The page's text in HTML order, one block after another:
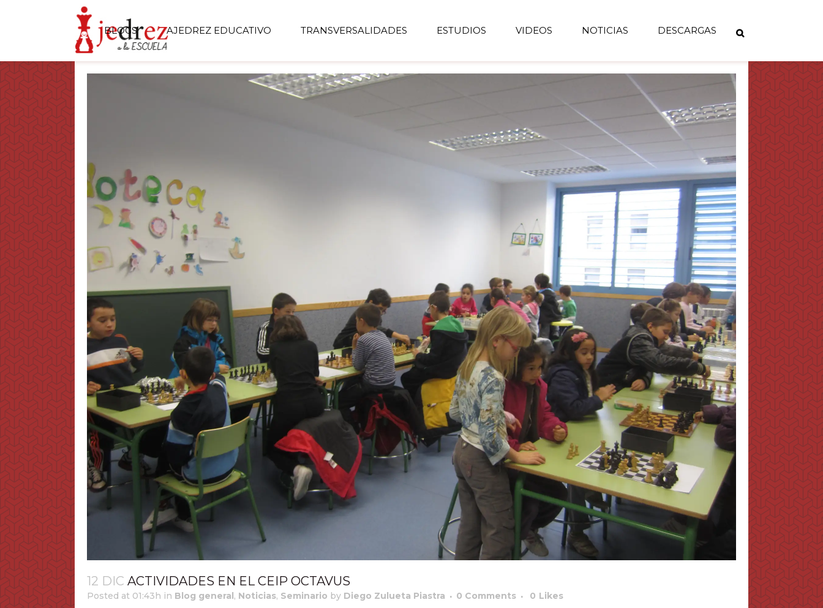
BLOGS AJEDREZ EDUCATIVO TRANSVERSALIDADES ESTUDIOS VIDEOS NOTICIAS DESCARGAS
12 DIC ACTIVIDADES EN EL CEIP OCTAVUS
Posted at 01:43h in Blog general, Noticias, Seminario by Diego Zulueta Piastra 0 Comments 0 Likes